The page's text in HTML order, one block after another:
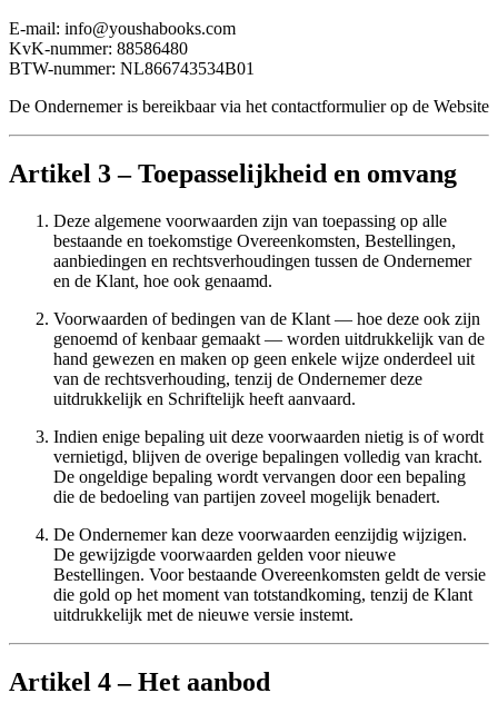
E-mail: info@youshabooks.com
KvK-nummer: 88586480
BTW-nummer: NL866743534B01
De Ondernemer is bereikbaar via het contactformulier op de Website
Artikel 3 – Toepasselijkheid en omvang
Deze algemene voorwaarden zijn van toepassing op alle
bestaande en toekomstige Overeenkomsten, Bestellingen,
aanbiedingen en rechtsverhoudingen tussen de Ondernemer
en de Klant, hoe ook genaamd.
Voorwaarden of bedingen van de Klant — hoe deze ook zijn
genoemd of kenbaar gemaakt — worden uitdrukkelijk van de
hand gewezen en maken op geen enkele wijze onderdeel uit
van de rechtsverhouding, tenzij de Ondernemer deze
uitdrukkelijk en Schriftelijk heeft aanvaard.
Indien enige bepaling uit deze voorwaarden nietig is of wordt
vernietigd, blijven de overige bepalingen volledig van kracht.
De ongeldige bepaling wordt vervangen door een bepaling
die de bedoeling van partijen zoveel mogelijk benadert.
De Ondernemer kan deze voorwaarden eenzijdig wijzigen.
De gewijzigde voorwaarden gelden voor nieuwe
Bestellingen. Voor bestaande Overeenkomsten geldt de versie
die gold op het moment van totstandkoming, tenzij de Klant
uitdrukkelijk met de nieuwe versie instemt.
Artikel 4 – Het aanbod